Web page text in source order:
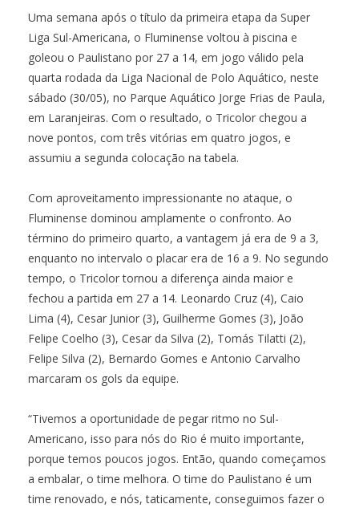
Uma semana após o título da primeira etapa da Super
Liga Sul-Americana, o Fluminense voltou à piscina e
goleou o Paulistano por 27 a 14, em jogo válido pela
quarta rodada da Liga Nacional de Polo Aquático, neste
sábado (30/05), no Parque Aquático Jorge Frias de Paula,
em Laranjeiras. Com o resultado, o Tricolor chegou a
nove pontos, com três vitórias em quatro jogos, e
assumiu a segunda colocação na tabela.
Com aproveitamento impressionante no ataque, o
Fluminense dominou amplamente o confronto. Ao
término do primeiro quarto, a vantagem já era de 9 a 3,
enquanto no intervalo o placar era de 16 a 9. No segundo
tempo, o Tricolor tornou a diferença ainda maior e
fechou a partida em 27 a 14. Leonardo Cruz (4), Caio
Lima (4), Cesar Junior (3), Guilherme Gomes (3), João
Felipe Coelho (3), Cesar da Silva (2), Tomás Tilatti (2),
Felipe Silva (2), Bernardo Gomes e Antonio Carvalho
marcaram os gols da equipe.
“Tivemos a oportunidade de pegar ritmo no Sul-
Americano, isso para nós do Rio é muito importante,
porque temos poucos jogos. Então, quando começamos
a embalar, o time melhora. O time do Paulistano é um
time renovado, e nós, taticamente, conseguimos fazer o